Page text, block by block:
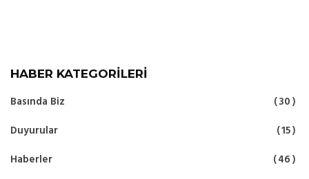
HABER KATEGORILERI
Basında Biz
30
Duyurular
15
Haberler
46